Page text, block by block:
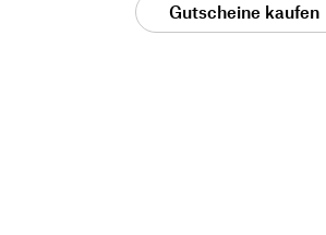
Gutscheine kaufen